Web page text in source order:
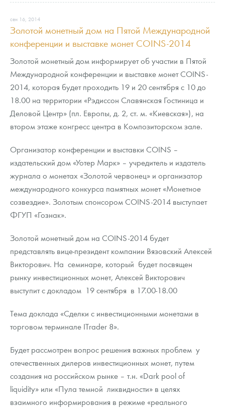
сен 16, 2014
Золотой монетный дом на Пятой Международной
конференции и выставке монет COINS-2014
Золотой монетный дом информирует об участии в Пятой
Международной конференции и выставке монет COINS-
2014, которая будет проходить 19 и 20 сентября с 10 до
18.00 на территории «Рэдиссон Славянская Гостиница и
Деловой Центр» (пл. Европы, д. 2, ст. м. «Киевская»), на
втором этаже конгресс центра в Композиторском зале.
Организатор конференции и выставки COINS –
издательский дом «Уотер Марк» – учредитель и издатель
журнала о монетах «Золотой червонец» и организатор
международного конкурса памятных монет «Монетное
созвездие». Золотым спонсором COINS-2014 выступает
ФГУП «Гознак».
Золотой монетный дом на COINS-2014 будет
представлять вице-президент компании Вязовский Алексей
Викторович. На семинаре, который будет посвящен
рынку инвестиционных монет, Алексей Викторович
выступит с докладом 19 сентября в 17.00-18.00
Тема доклада «Сделки с инвестиционными монетами в
торговом терминале ITrader 8».
Будет рассмотрен вопрос решения важных проблем у
отечественных дилеров инвестиционных монет, путем
создания на российском рынке – т.н. «Dark pool of
liquidity» или «Пула темной ликвидности» в целях
взаимного информирования в режиме «реального